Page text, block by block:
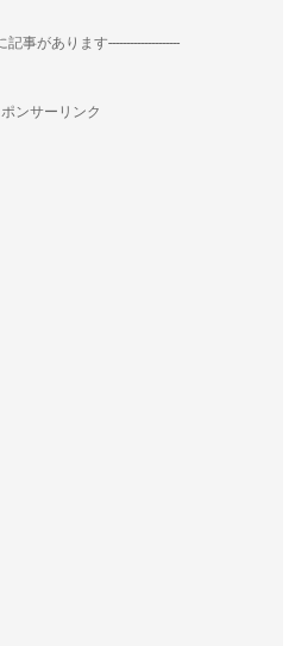
記事があります--------------------
ンサーリンク